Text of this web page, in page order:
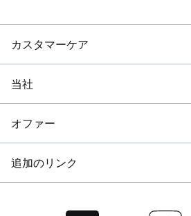
カスタマーケア
当社
オファー
追加のリンク